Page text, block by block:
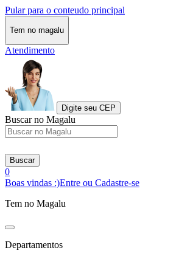
Pular para o conteudo principal
Tem no magalu
Atendimento
Digite seu CEP
Buscar no Magalu
Buscar
0
Boas vindas :)Entre ou Cadastre-se
Tem no Magalu
Departamentos